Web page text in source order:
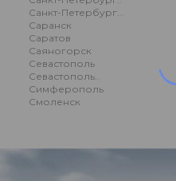
Санкт-Петербург...
Саранск
Саратов
Саяногорск
Севастополь
Севастополь..
Симферополь
Смоленск